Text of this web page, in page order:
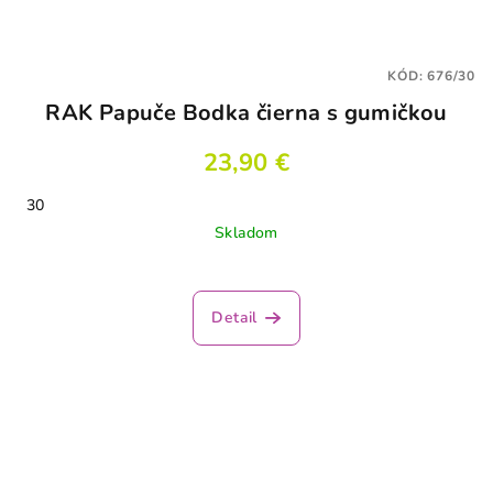
RAK Papuče Bodka čierna s gumičkou
23,90 €
30
Skladom
Detail
KÓD:676/30